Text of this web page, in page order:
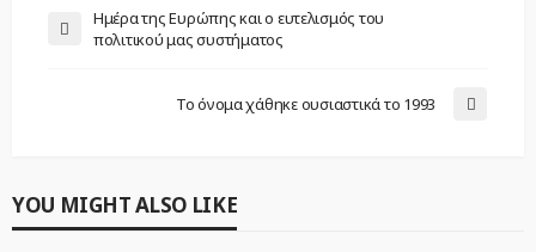
Ημέρα της Ευρώπης και ο ευτελισμός του
πολιτικού μας συστήματος
Το όνομα χάθηκε ουσιαστικά το 1993
YOU MIGHT ALSO LIKE